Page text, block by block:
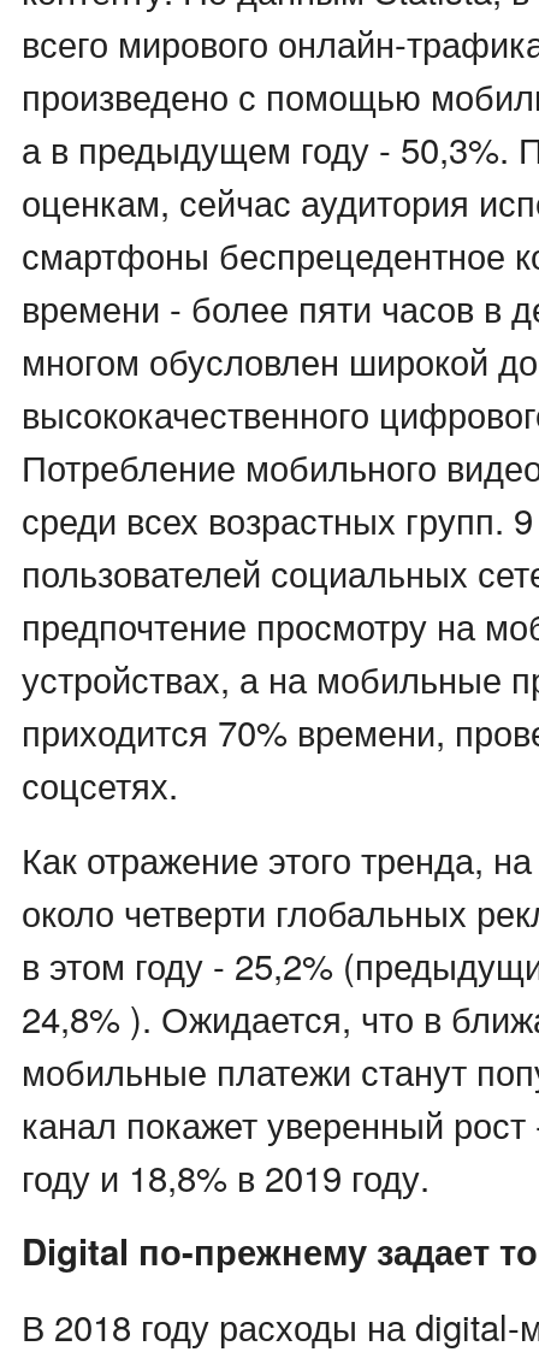
всего мирового онлайн-
произведено с помощью
а в предыдущем году - 50,3%.
оценкам, сейчас аудитория
смартфоны беспрецедентное
времени - более пяти часов в
многом обусловлен широкой
высококачественного
Потребление мобильного
среди всех возрастных групп.
пользователей социальных
предпочтение просмотру на
устройствах, а на мобильные
приходится 70% времени,
соцсетях.
Как отражение этого тренда,
около четверти глобальных
в этом году - 25,2%
24,8% ). Ожидается, что в
мобильные платежи станут
канал покажет уверенный
году и 18,8% в 2019 году.
Digital по-прежнему задает
В 2018 году расходы на digital-